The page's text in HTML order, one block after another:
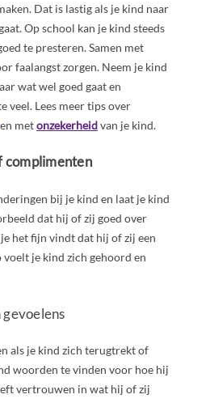
Dat is lastig als je kind naar
Op school kan je kind steeds
te presteren. Samen met
faalangst zorgen. Neem je kind
wat wel goed gaat en
veel. Lees meer tips over
metonzekerheidvan je kind.
complimenten
bij je kind en laat je kind
dat hij of zij goed over
het fijn vindt dat hij of zij een
voelt je kind zich gehoord en
als je kind zich terugtrekt of
woorden te vinden voor hoe hij
vertrouwen in wat hij of zij